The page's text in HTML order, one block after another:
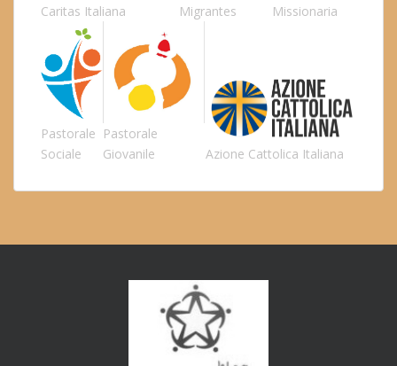
Caritas Italiana
Migrantes
Missionaria
Pastorale
Sociale
Pastorale
Giovanile
Azione Cattolica Italiana